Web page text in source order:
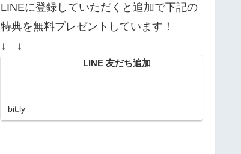
LINEに登録していただくと追加で下記の
特典を無料プレゼントしています！
↓ ↓
LINE 友だち追加
bit.ly